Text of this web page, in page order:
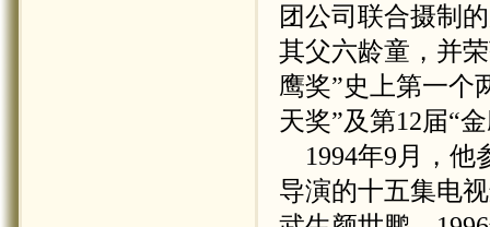
团公司联合摄制
其父六龄童，并
鹰奖”史上第一个
天奖”及第12届“
1994年9 月，他
导演的十五集电